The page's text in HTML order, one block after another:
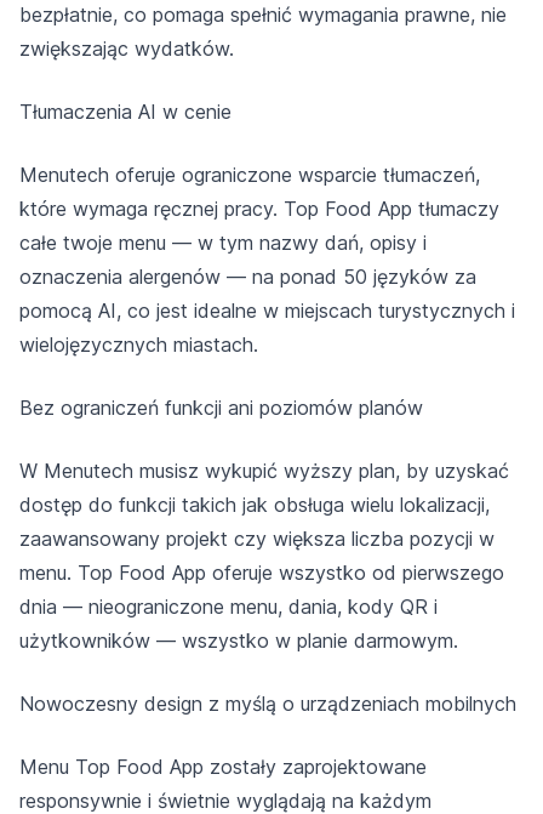
bezpłatnie, co pomaga spełnić wymagania prawne, nie
zwiększając wydatków.
Tłumaczenia AI w cenie
Menutech oferuje ograniczone wsparcie tłumaczeń,
które wymaga ręcznej pracy. Top Food App tłumaczy
całe twoje menu — w tym nazwy dań, opisy i
oznaczenia alergenów — na ponad 50 języków za
pomocą AI, co jest idealne w miejscach turystycznych i
wielojęzycznych miastach.
Bez ograniczeń funkcji ani poziomów planów
W Menutech musisz wykupić wyższy plan, by uzyskać
dostęp do funkcji takich jak obsługa wielu lokalizacji,
zaawansowany projekt czy większa liczba pozycji w
menu. Top Food App oferuje wszystko od pierwszego
dnia — nieograniczone menu, dania, kody QR i
użytkowników — wszystko w planie darmowym.
Nowoczesny design z myślą o urządzeniach mobilnych
Menu Top Food App zostały zaprojektowane
responsywnie i świetnie wyglądają na każdym